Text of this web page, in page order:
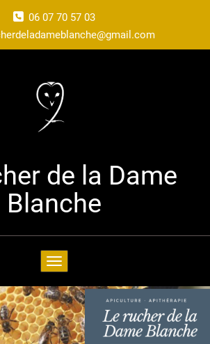
06 07 70 57 03
de la Dame
Blanche
Toggle navigation